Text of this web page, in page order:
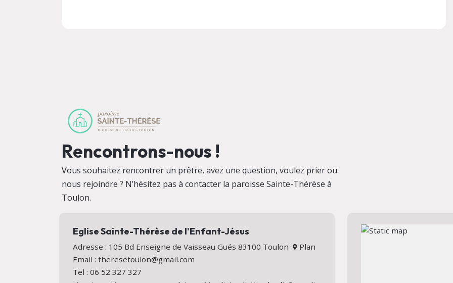
Rencontrons-nous !
Vous souhaitez rencontrer un prêtre, avez une question, voulez prier ou
nous rejoindre ? N’hésitez pas à contacter la paroisse Sainte-Thérèse à
Toulon.
Eglise Sainte-Thérèse de l'Enfant-Jésus
Adresse : 105 Bd Enseigne de Vaisseau Gués 83100 Toulon
Plan
Email : theresetoulon@gmail.com
Tel : 06 52 327 327